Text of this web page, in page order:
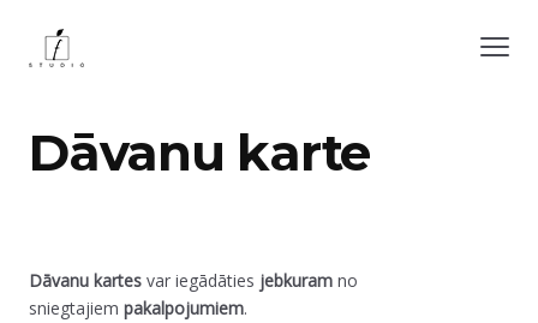
Dāvanu karte
Dāvanu kartes var iegādāties jebkuram no
sniegtajiempakalpojumiem.